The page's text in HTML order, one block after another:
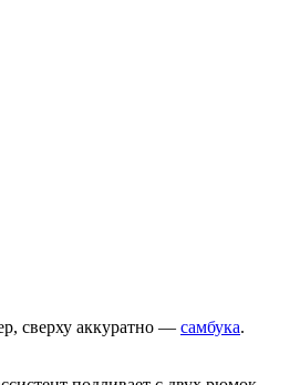
сверху аккуратно — самбука.